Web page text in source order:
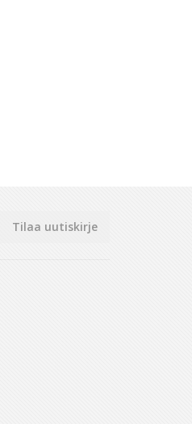
Tilaa uutiskirje